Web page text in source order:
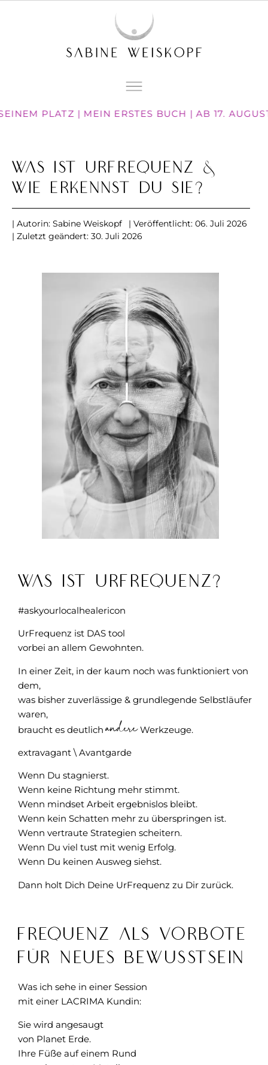
PLATZ | MEIN ERSTES BUCH | AB 17.
Was ist UrFrequenz &
wie erkennst Du sie?
| Autorin: Sabine Weiskopf | Veröffentlicht: 06. Juli 2026
| Zuletzt geändert: 30. Juli 2026
Was ist UrFrequenz?
#askyourlocalhealericon
UrFrequenz ist DAS tool
vorbei an allem Gewohnten.
In einer Zeit, in der kaum noch was funktioniert von
dem,
was bisher zuverlässige & grundlegende Selbstläufer
waren,
braucht es deutlichandereWerkzeuge.
extravagant \ Avantgarde
Wenn Du stagnierst.
Wenn keine Richtung mehr stimmt.
Wenn mindset Arbeit ergebnislos bleibt.
Wenn kein Schatten mehr zu überspringen ist.
Wenn vertraute Strategien scheitern.
Wenn Du viel tust mit wenig Erfolg.
Wenn Du keinen Ausweg siehst.
Dann holt Dich Deine UrFrequenz zu Dir zurück.
Frequenz als Vorbote
für neues Bewusstsein
Was ich sehe in einer Session
mit einer LACRIMA Kundin:
Sie wird angesaugt
von Planet Erde.
Ihre Füße auf einem Rund